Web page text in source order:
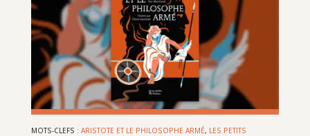
MOTS-CLEFS : ARISTOTE ET LE PHILOSOPHE ARMÉ, LES PETITS